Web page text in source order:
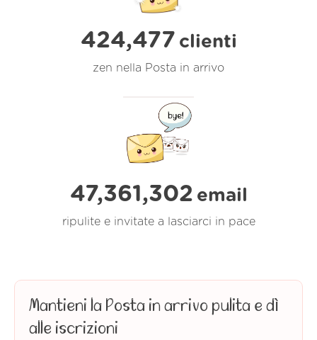
424,477 clienti
zen nella Posta in arrivo
47,361,302 email
ripulite e invitate a lasciarci in pace
Mantieni la Posta in arrivo pulita e dì
alle iscrizioni